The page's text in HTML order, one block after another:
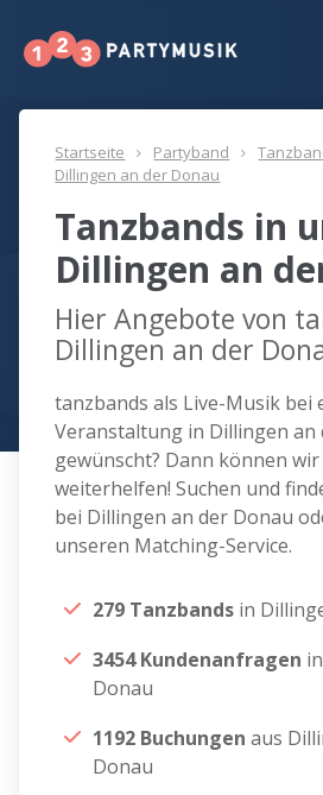
Startseite Partyband
Dillingen an der Donau
Tanzbands in
Dillingen an
Hier Angebote von
Dillingen an der
tanzbands als Live-Musik bei
Veranstaltung in Dillingen an
gewünscht? Dann können
weiterhelfen! Suchen und
bei Dillingen an der Donau
unseren Matching-Service.
279 Tanzbands in
3454 Kundenanfragen
Donau
1192 Buchungen aus
Donau